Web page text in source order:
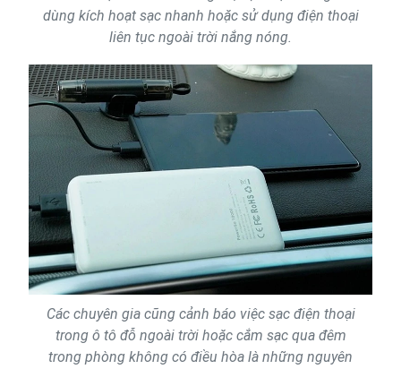
dùng kích hoạt sạc nhanh hoặc sử dụng điện thoại
liên tục ngoài trời nắng nóng.
Các chuyên gia cũng cảnh báo việc sạc điện thoại
trong ô tô đỗ ngoài trời hoặc cắm sạc qua đêm
trong phòng không có điều hòa là những nguyên